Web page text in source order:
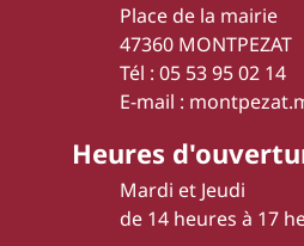
Place de la mairie
47360 MONTPEZAT
Tél : 05 53 95 02 14
E-mail :
Heures
Mardi et Jeudi
de 14 heures à 17